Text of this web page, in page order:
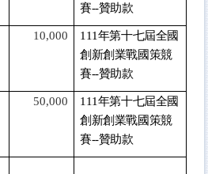
賽--贊助款
10,000 111年第十七屆全國
創新創業戰國策競
賽--贊助款
50,000 111年第十七屆全國
創新創業戰國策競
賽--贊助款